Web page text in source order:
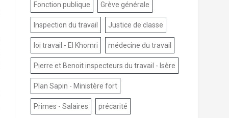
Fonction publique Grève générale
Inspection du travail Justice de classe
loi travail - El Khomri médecine du travail
Pierre et Benoit inspecteurs du travail - Isère
Plan Sapin - Ministère fort
Primes - Salaires précarité